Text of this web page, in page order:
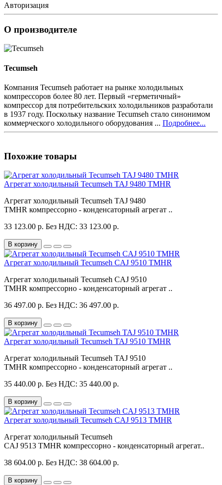
Авторизация
О производителе
Tecumseh
Компания Tecumseh работает на рынке холодильных
компрессоров более 80 лет. Первый «герметичный»
компрессор для потребительских холодильников разработали
в 1937 году. Поскольку название Tecumseh стало синонимом
коммерческого холодильного оборудования ... Подробнее...
Похожие товары
Агрегат холодильный Tecumseh TAJ 9480 TMHR
Агрегат холодильный Tecumseh TAJ 9480
TMHR компрессорно - конденсаторный агрегат ..
33 123.00 р. Без НДС: 33 123.00 р.
В корзину
Агрегат холодильный Tecumseh CAJ 9510 TMHR
Агрегат холодильный Tecumseh CAJ 9510
TMHR компрессорно - конденсаторный агрегат ..
36 497.00 р. Без НДС: 36 497.00 р.
В корзину
Агрегат холодильный Tecumseh TAJ 9510 TMHR
Агрегат холодильный Tecumseh TAJ 9510
TMHR компрессорно - конденсаторный агрегат ..
35 440.00 р. Без НДС: 35 440.00 р.
В корзину
Агрегат холодильный Tecumseh CAJ 9513 TMHR
Агрегат холодильный Tecumseh
CAJ 9513 TMHR компрессорно - конденсаторный агрегат..
38 604.00 р. Без НДС: 38 604.00 р.
В корзину